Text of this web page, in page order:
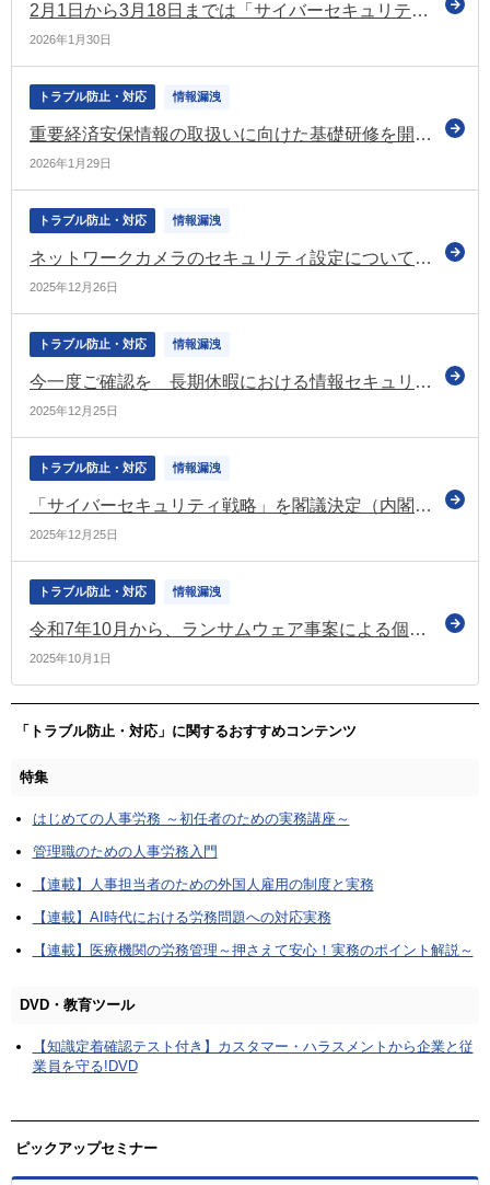
2月1日から3月18日までは「サイバーセキュリティ月間」 令和8年の実施について
2026年1月30日
トラブル防止・対応 情報漏洩
重要経済安保情報の取扱いに向けた基礎研修を開催（オンライン開催もあり）（経産省）
2026年1月29日
トラブル防止・対応 情報漏洩
ネットワークカメラのセキュリティ設定についての注意喚起（総務省）
2025年12月26日
トラブル防止・対応 情報漏洩
今一度ご確認を 長期休暇における情報セキュリティ対策（独立行政法人情報処理推進機構）
2025年12月25日
トラブル防止・対応 情報漏洩
「サイバーセキュリティ戦略」を閣議決定（内閣官房 国家サイバー統括室）
2025年12月25日
トラブル防止・対応 情報漏洩
令和7年10月から、ランサムウェア事案による個人データの漏えい等が発生した場合は統一様式により報告を行うことができます（個人情報保護委員会）
2025年10月1日
「トラブル防止・対応」に関するおすすめコンテンツ
特集
はじめての人事労務 ～初任者のための実務講座～
管理職のための人事労務入門
【連載】人事担当者のための外国人雇用の制度と実務
【連載】AI時代における労務問題への対応実務
【連載】医療機関の労務管理～押さえて安心！実務のポイント解説～
DVD・教育ツール
【知識定着確認テスト付き】カスタマー・ハラスメントから企業と従
業員を守る!DVD
ピックアップセミナー